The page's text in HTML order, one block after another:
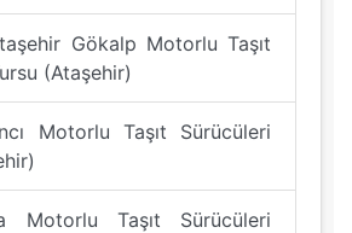
Gökalp Motorlu Taşıt
(Ataşehir)
Motorlu Taşıt Sürücüleri
Motorlu Taşıt Sürücüleri